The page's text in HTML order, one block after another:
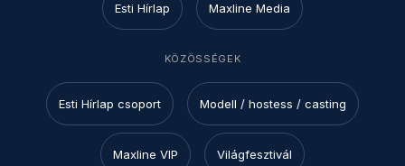
Esti Hírlap Maxline Media
KÖZÖSSÉGEK
Esti Hírlap csoport Modell / hostess / casting
Maxline VIP Világfesztivál